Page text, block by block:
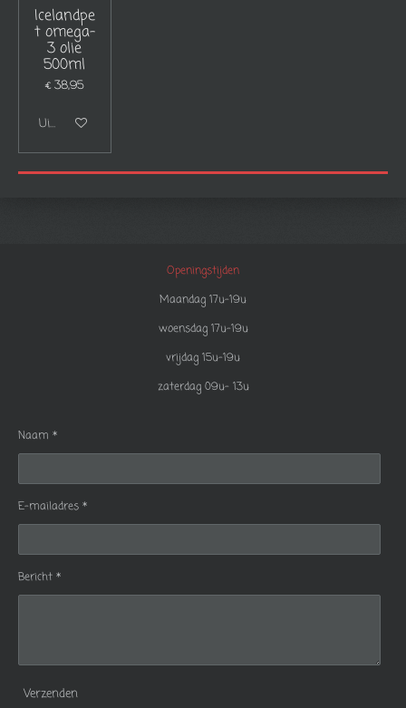
Icelandpe
t omega-
3 olie
500ml
€ 38,95
Uitgeschakeld
Openingstijden
Maandag 17u-19u
woensdag 17u-19u
vrijdag 15u-19u
zaterdag 09u- 13u
Naam *
E-mailadres *
Bericht *
Verzenden